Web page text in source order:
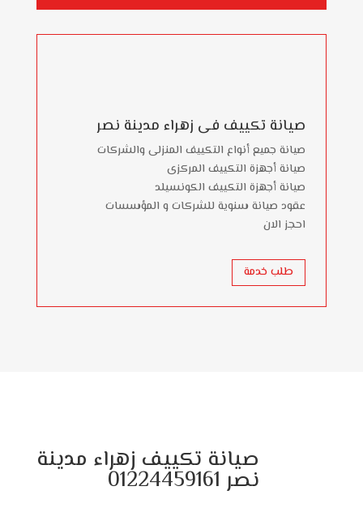
صيانة تكييف فى زهراء مدينة نصر
صيانة جميع أنواع التكييف المنزلى والشركات
صيانة أجهزة التكييف المركزى
صيانة أجهزة التكييف الكونسيلد
عقود صيانة سنوية للشركات و المؤسسات
احجز الان
طلب خدمة
صيانة تكييف زهراء مدينة
نصر 01224459161